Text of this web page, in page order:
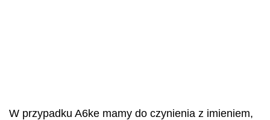
W przypadku A6ke mamy do czynienia z imieniem,